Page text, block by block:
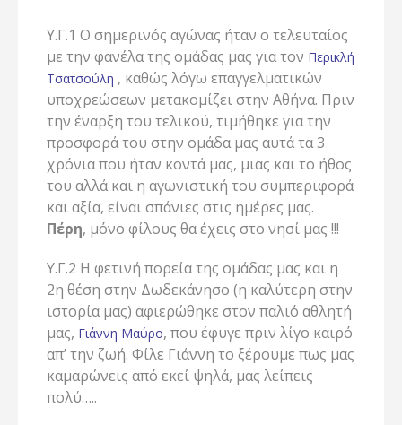
Υ.Γ.1 Ο σημερινός αγώνας ήταν ο τελευταίος
με την φανέλα της ομάδας μας για τον Περικλή
Τσατσούλη , καθώς λόγω επαγγελματικών
υποχρεώσεων μετακομίζει στην Αθήνα. Πριν
την έναρξη του τελικού, τιμήθηκε για την
προσφορά του στην ομάδα μας αυτά τα 3
χρόνια που ήταν κοντά μας, μιας και το ήθος
του αλλά και η αγωνιστική του συμπεριφορά
και αξία, είναι σπάνιες στις ημέρες μας.
Πέρη, μόνο φίλους θα έχεις στο νησί μας !!!
Υ.Γ.2 Η φετινή πορεία της ομάδας μας και η
2η θέση στην Δωδεκάνησο (η καλύτερη στην
ιστορία μας) αφιερώθηκε στον παλιό αθλητή
μας, Γιάννη Μαύρο, που έφυγε πριν λίγο καιρό
απ’ την ζωή. Φίλε Γιάννη το ξέρουμε πως μας
καμαρώνεις από εκεί ψηλά, μας λείπεις
πολύ…..